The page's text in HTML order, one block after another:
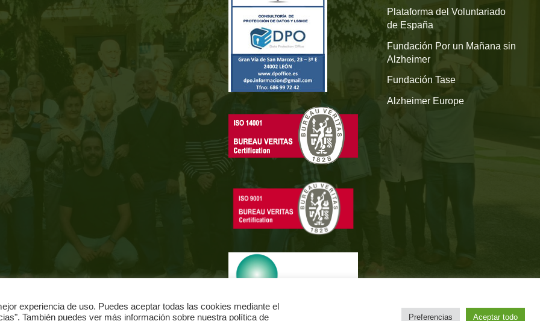
Plataforma del Voluntariado
de España
Fundación Por un Mañana sin
Alzheimer
Fundación Tase
Alzheimer Europe
experiencia de uso. Puedes aceptar todas las cookies mediante el
También puedes ver más información sobre nuestra política de
Preferencias Aceptar todo